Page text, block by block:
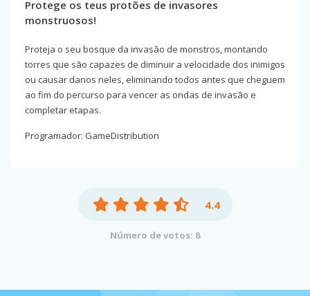
Protege os teus protões de invasores
monstruosos!
Proteja o seu bosque da invasão de monstros, montando
torres que são capazes de diminuir a velocidade dos inimigos
ou causar danos neles, eliminando todos antes que cheguem
ao fim do percurso para vencer as ondas de invasão e
completar etapas.
Programador: GameDistribution
4.4
Número de votos: 8